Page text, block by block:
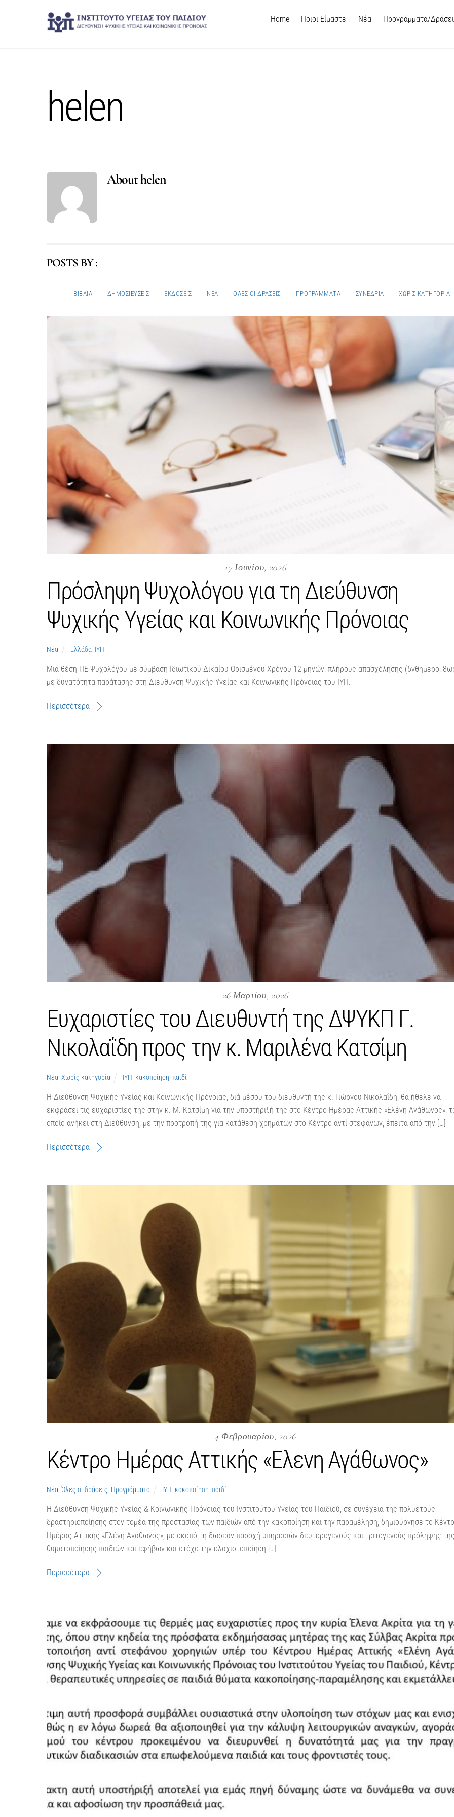
Home Ποιοι Είμαστε Νέα Προγράμματα/
helen
Abouthelen
POSTS BY :
ΒΙΒΛΊΑ ΔΗΜΟΣΙΕΎΣΕΙΣ ΕΚΔΌΣΕΙΣ ΝΈΑ ΌΛΕΣ ΟΙ ΔΡΆΣΕΙΣ ΠΡΟΓΡΆΜΜΑΤΑ ΣΥΝΈΔΡΙΑ ΧΩΡΊΣ ΚΑΤΗΓΟΡΊΑ
17 Ιουνίου, 2026
Πρόσληψη Ψυχολόγου για τη Διεύθυνση
Ψυχικής Υγείας και Κοινωνικής Πρόνοιας
Νέα Ελλάδα ΙΥΠ
Μια θέση ΠΕ Ψυχολόγου με σύμβαση Ιδιωτικού Δικαίου Ορισμένου Χρόνου 12 μηνών, πλήρους απασχόλησης (5νθημερο,
με δυνατότητα παράτασης στη Διεύθυνση Ψυχικής Υγείας και Κοινωνικής Πρόνοιας του ΙΥΠ.
Περισσότερα
26 Μαρτίου, 2026
Ευχαριστίες του Διευθυντή της ΔΨΥΚΠ Γ.
Νικολαΐδη προς την κ. Μαριλένα Κατσίμη
Νέα Χωρίς κατηγορία ΙΥΠ κακοποίηση ,παιδί
Η Διεύθυνση Ψυχικής Υγείας και Κοινωνικής Πρόνοιας, διά μέσου του διευθυντή της κ. Γιώργου Νικολαΐδη, θα ήθελε να
εκφράσει τις ευχαριστίες της στην κ. Μ. Κατσίμη για την υποστήριξή της στο Κέντρο Ημέρας Αττικής «Ελένη Αγάθωνος»,
οποίο ανήκει στη Διεύθυνση, με την προτροπή της για κατάθεση χρημάτων στο Κέντρο αντί στεφάνων, έπειτα από την […]
Περισσότερα
4 Φεβρουαρίου, 2026
Κέντρο Ημέρας Αττικής «Ελενη Αγάθωνος»
Νέα Όλες οι δράσεις Προγράμματα ΙΥΠ κακοποίηση ,παιδί
Η Διεύθυνση Ψυχικής Υγείας & Κοινωνικής Πρόνοιας του Ινστιτούτου Υγείας του Παιδιού, σε συνέχεια της πολυετούς
δραστηριοποίησης στον τομέα της προστασίας των παιδιών από την κακοποίηση και την παραμέληση, δημιούργησε το
Ημέρας Αττικής «Ελένη Αγάθωνος», με σκοπό τη δωρεάν παροχή υπηρεσιών δευτερογενούς και τριτογενούς πρόληψης
θυματοποίησης παιδιών και εφήβων και στόχο την ελαχιστοποίηση […]
Περισσότερα